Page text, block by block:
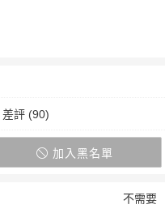
差評 (90)
加入黑名單
不需要